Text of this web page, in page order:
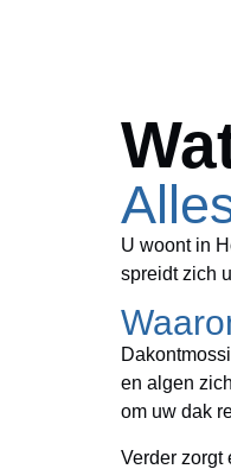
U woont in
spreidt zich
en algen
om uw dak
Verder zorgt